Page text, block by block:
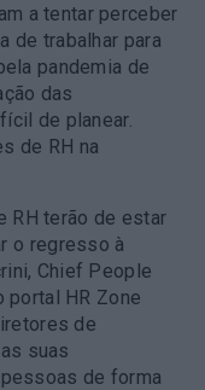
a tentar perceber
de trabalhar para
pandemia de
das
de planear.
de RH na
RH terão de estar
o regresso à
Chief People
portal HR Zone
de
suas
de forma